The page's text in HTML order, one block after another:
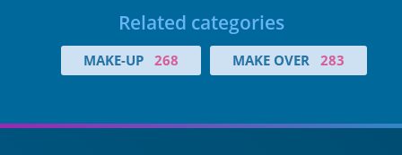
Related categories
MAKE-UP 268 MAKE OVER 283